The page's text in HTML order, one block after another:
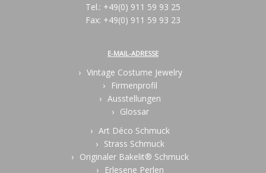
Tel.: +49(0) 911 59 93 25
Fax: +49(0) 911 59 93 23
E-MAIL-ADRESSE
Vintage Costume Jewelry
Firmenprofil
Ausstellungen
Glossar
Art Déco Schmuck
Strass Schmuck
Originaler Bakelit® Schmuck
Erlesene Perlen